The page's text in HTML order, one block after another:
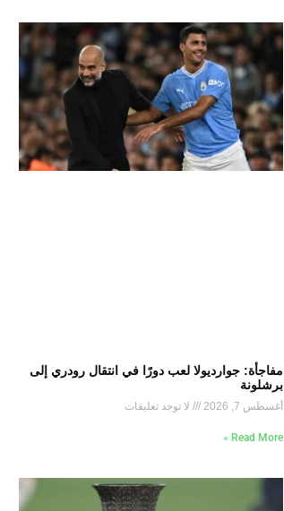
مفاجأة: جوارديولا لعب دورًا في انتقال رودري إلى
برشلونة
أغسطس 7, 2026 لا توجد تعليقات
Read More »